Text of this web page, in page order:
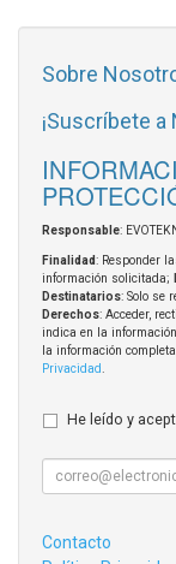
Sobre
¡Suscríbete
Responsable:
Finalidad: Responder
información solicitada;
Destinatarios: Solo se
Derechos: Acceder,
indica en la
la información
Privacidad
He leído y
Contacto